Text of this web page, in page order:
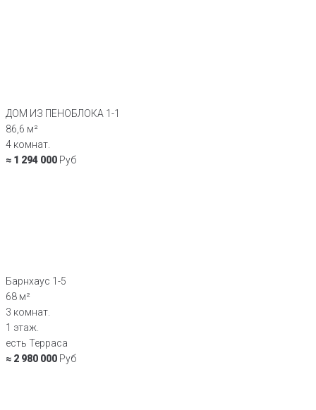
ДОМ ИЗ ПЕНОБЛОКА 1-1
86,6 м²
4 комнат.
≈ 1 294 000 Руб
Барнхаус 1-5
68 м²
3 комнат.
1 этаж.
есть Терраса
≈ 2 980 000 Руб